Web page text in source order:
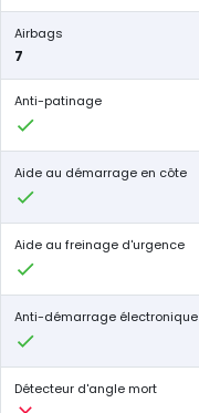
Airbags
7
Anti-patinage
Aide au démarrage en côte
Aide au freinage d'urgence
Anti-démarrage électronique
Détecteur d'angle mort